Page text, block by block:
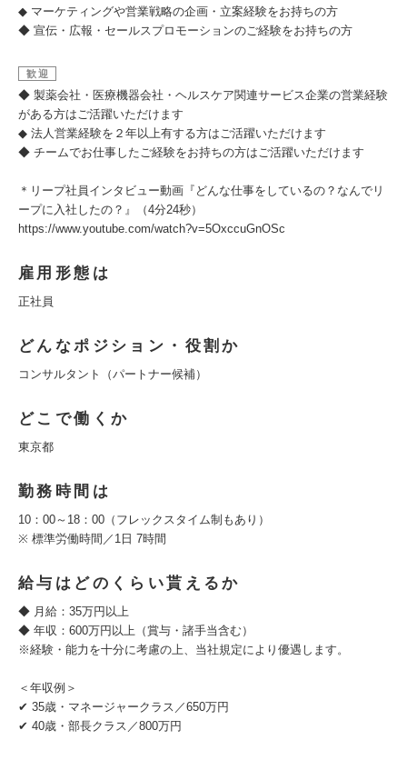
◆ マーケティングや営業戦略の企画・立案経験をお持ちの方
◆ 宣伝・広報・セールスプロモーションのご経験をお持ちの方
歓迎
◆ 製薬会社・医療機器会社・ヘルスケア関連サービス企業の営業経験
がある方はご活躍いただけます
◆ 法人営業経験を２年以上有する方はご活躍いただけます
◆ チームでお仕事したご経験をお持ちの方はご活躍いただけます
＊リープ社員インタビュー動画『どんな仕事をしているの？なんでリ
ープに入社したの？』（4分24秒）
https://www.youtube.com/watch?v=5OxccuGnOSc
雇用形態は
正社員
どんなポジション・役割か
コンサルタント（パートナー候補）
どこで働くか
東京都
勤務時間は
10：00～18：00（フレックスタイム制もあり）
※ 標準労働時間／1日 7時間
給与はどのくらい貰えるか
◆ 月給：35万円以上
◆ 年収：600万円以上（賞与・諸手当含む）
※経験・能力を十分に考慮の上、当社規定により優遇します。
＜年収例＞
✔ 35歳・マネージャークラス／650万円
✔ 40歳・部長クラス／800万円